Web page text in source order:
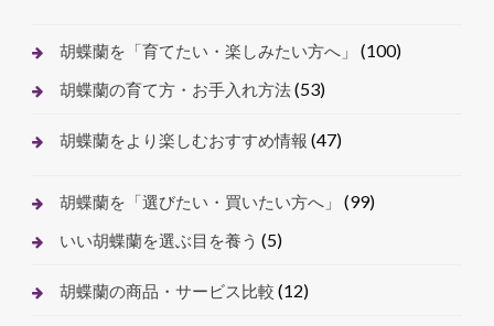
胡蝶蘭を「育てたい・楽しみたい方へ」 (100)
胡蝶蘭の育て方・お手入れ方法(53)
胡蝶蘭をより楽しむおすすめ情報 (47)
胡蝶蘭を「選びたい・買いたい方へ」 (99)
いい胡蝶蘭を選ぶ目を養う (5)
胡蝶蘭の商品・サービス比較 (12)